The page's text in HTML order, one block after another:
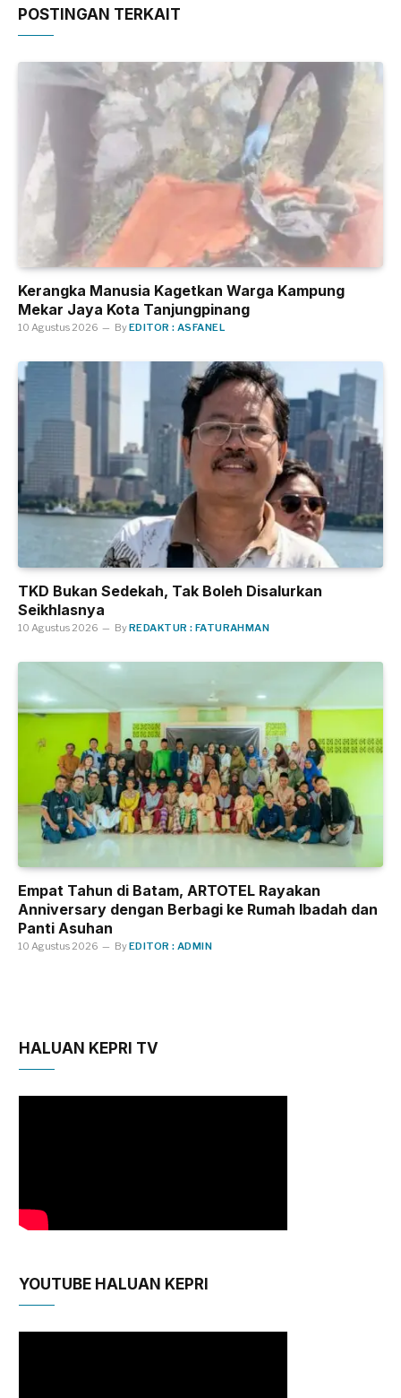
POSTINGAN TERKAIT
Kerangka Manusia Kagetkan Warga Kampung
Mekar Jaya Kota Tanjungpinang
10 Agustus 2026 ByEDITOR : ASFANEL
TKD Bukan Sedekah, Tak Boleh Disalurkan
Seikhlasnya
10 Agustus 2026 ByREDAKTUR : FATURAHMAN
Empat Tahun di Batam, ARTOTEL Rayakan
Anniversary dengan Berbagi ke Rumah Ibadah dan
Panti Asuhan
10 Agustus 2026 ByEDITOR : ADMIN
HALUAN KEPRI TV
YOUTUBE HALUAN KEPRI